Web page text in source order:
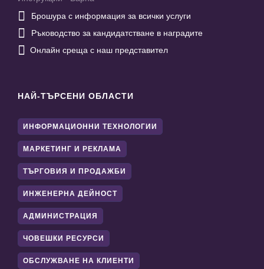
 Брошура с информация за всички услуги
 Ръководство за кандидатстване в наградите
 Онлайн среща с наш представител
НАЙ-ТЪРСЕНИ ОБЛАСТИ
ИНФОРМАЦИОННИ ТЕХНОЛОГИИ
МАРКЕТИНГ И РЕКЛАМА
ТЪРГОВИЯ И ПРОДАЖБИ
ИНЖЕНЕРНА ДЕЙНОСТ
АДМИНИСТРАЦИЯ
ЧОВЕШКИ РЕСУРСИ
ОБСЛУЖВАНЕ НА КЛИЕНТИ